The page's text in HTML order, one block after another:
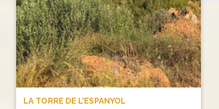
LA TORRE DE L'ESPANYOL